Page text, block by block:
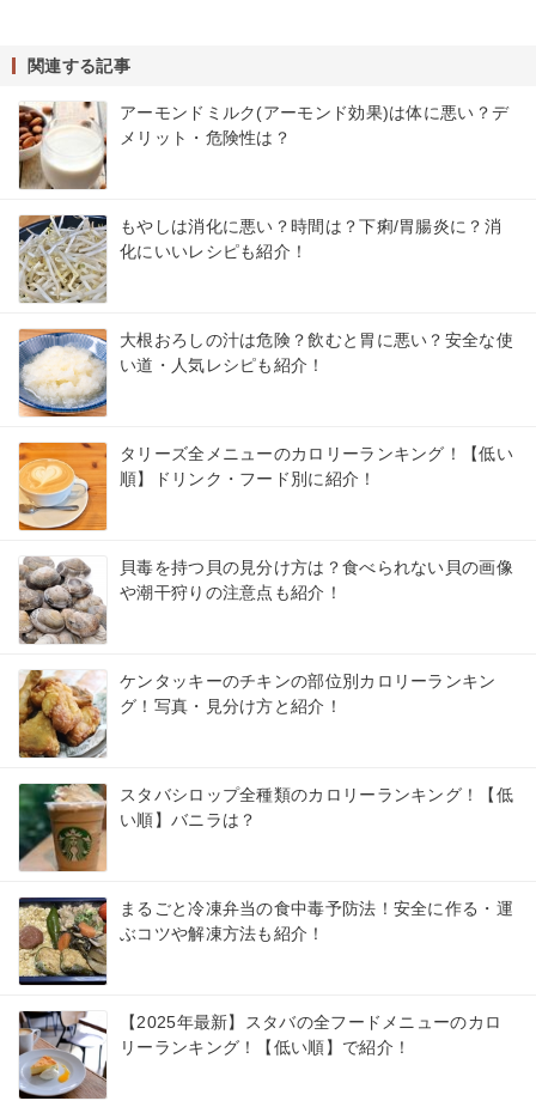
関連する記事
アーモンドミルク(アーモンド効果)は体に悪い？デ
メリット・危険性は？
もやしは消化に悪い？時間は？下痢/胃腸炎に？消
化にいいレシピも紹介！
大根おろしの汁は危険？飲むと胃に悪い？安全な使
い道・人気レシピも紹介！
タリーズ全メニューのカロリーランキング！【低い
順】ドリンク・フード別に紹介！
貝毒を持つ貝の見分け方は？食べられない貝の画像
や潮干狩りの注意点も紹介！
ケンタッキーのチキンの部位別カロリーランキン
グ！写真・見分け方と紹介！
スタバシロップ全種類のカロリーランキング！【低
い順】バニラは？
まるごと冷凍弁当の食中毒予防法！安全に作る・運
ぶコツや解凍方法も紹介！
【2025年最新】スタバの全フードメニューのカロ
リーランキング！【低い順】で紹介！